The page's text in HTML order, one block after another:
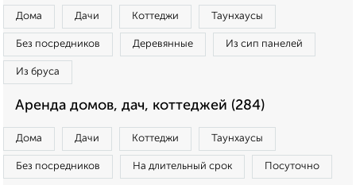
Дома Дачи Коттеджи Таунхаусы
Без посредников Деревянные Из сип панелей
Из бруса
Аренда домов, дач, коттеджей (284)
Дома Дачи Коттеджи Таунхаусы
Без посредников На длительный срок Посуточно